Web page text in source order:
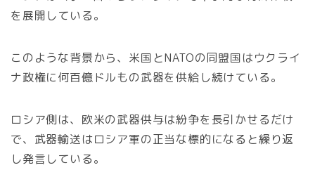
を展開している。
このような背景から、米国とNATOの同盟国はウクライ
ナ政権に何百億ドルもの武器を供給し続けている。
ロシア側は、欧米の武器供与は紛争を長引かせるだけ
で、武器輸送はロシア軍の正当な標的になると繰り返
し発言している。